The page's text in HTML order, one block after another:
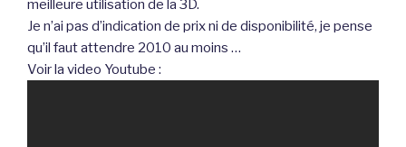
meilleure utilisation de la 3D.
Je n’ai pas d’indication de prix ni de disponibilité, je pense
qu’il faut attendre 2010 au moins …
Voir la video Youtube :